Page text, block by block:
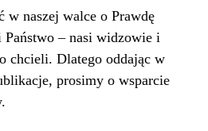
w naszej walce o Prawdę
Państwo – nasi widzowie i
chcieli. Dlatego oddając w
prosimy o wsparcie